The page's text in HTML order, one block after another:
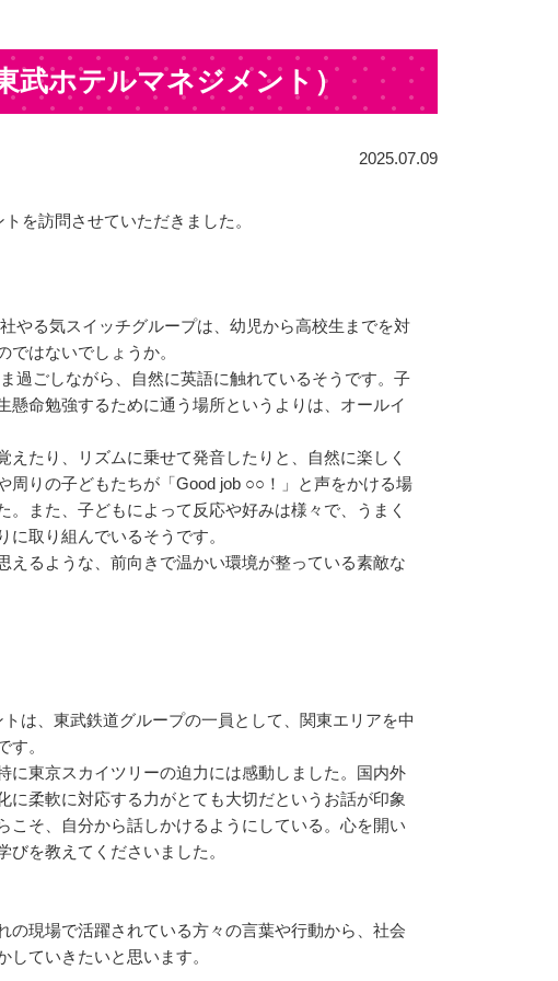
武ホテルマネジメント）
2025.07.09
を訪問させていただきました。
やる気スイッチグループは、幼児から高校生までを対
はないでしょうか。
過ごしながら、自然に英語に触れているそうです。子
命勉強するために通う場所というよりは、オールイ
たり、リズムに乗せて発音したりと、自然に楽しく
りの子どもたちが「Good job ○○！」と声をかける場
また、子どもによって反応や好みは様々で、うまく
取り組んでいるそうです。
るような、前向きで温かい環境が整っている素敵な
は、東武鉄道グループの一員として、関東エリアを中
。
東京スカイツリーの迫力には感動しました。国内外
柔軟に対応する力がとても大切だというお話が印象
そ、自分から話しかけるようにしている。心を開い
を教えてくださいました。
現場で活躍されている方々の言葉や行動から、社会
ていきたいと思います。